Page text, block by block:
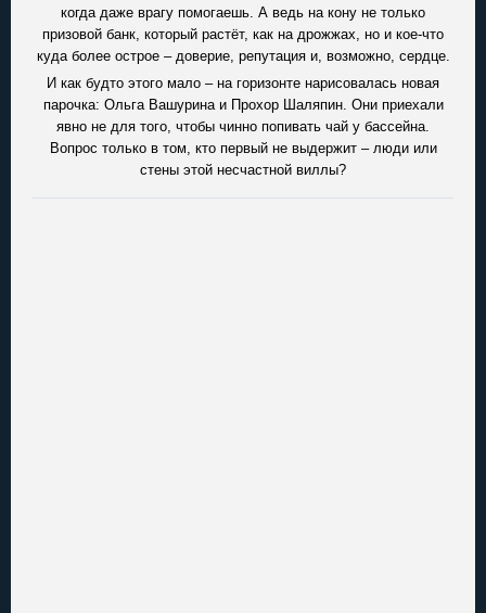
когда даже врагу помогаешь. А ведь на кону не только
призовой банк, который растёт, как на дрожжах, но и кое-что
куда более острое – доверие, репутация и, возможно, сердце.
И как будто этого мало – на горизонте нарисовалась новая
парочка: Ольга Вашурина и Прохор Шаляпин. Они приехали
явно не для того, чтобы чинно попивать чай у бассейна.
Вопрос только в том, кто первый не выдержит – люди или
стены этой несчастной виллы?